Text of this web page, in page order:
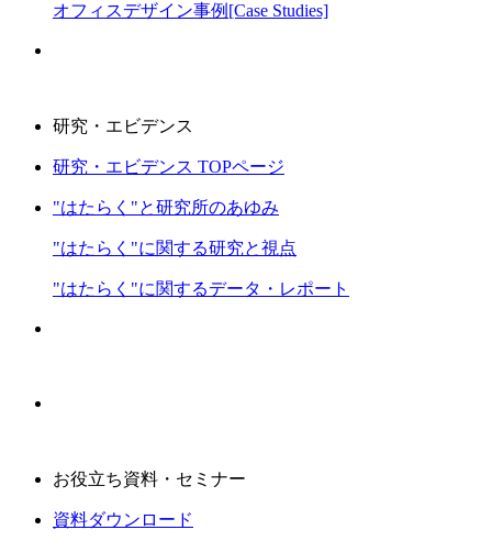
オフィスデザイン事例[Case Studies]
研究・エビデンス
研究・エビデンス TOPページ
"はたらく"と研究所のあゆみ
"はたらく"に関する研究と視点
"はたらく"に関するデータ・レポート
お役立ち資料・セミナー
資料ダウンロード